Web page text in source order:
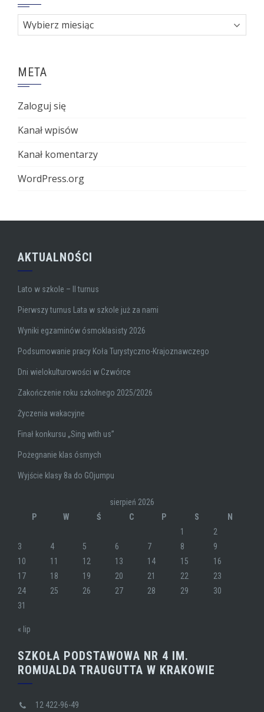
Archiwa
META
Zaloguj się
Kanał wpisów
Kanał komentarzy
WordPress.org
AKTUALNOŚCI
Lato w szkole – II turnus
Pierwszy turnus Lata w szkole już za nami
Wyniki egzaminów ósmoklasisty 2026
Podsumowanie pracy Koła Turystyczno-Krajoznawczego
Dni wielokulturowości w Czwórce
Zakończenie roku szkolnego 2025/2026
Życzenia wakacyjne
Finał konkursu „Sing with us”
Pożegnanie klas ósmych
Wyjście klasy 8a do GOjumpu
sierpień 2026
P
W Ś C P S
N
1
2
3
4 5 6 7 8
9
10
11 12 13 14 15
16
17
18 19 20 21 22
23
24
25 26 27 28 29
30
31
« lip
SZKOŁA PODSTAWOWA NR 4 IM.
ROMUALDA TRAUGUTTA W KRAKOWIE
12 422-96-49